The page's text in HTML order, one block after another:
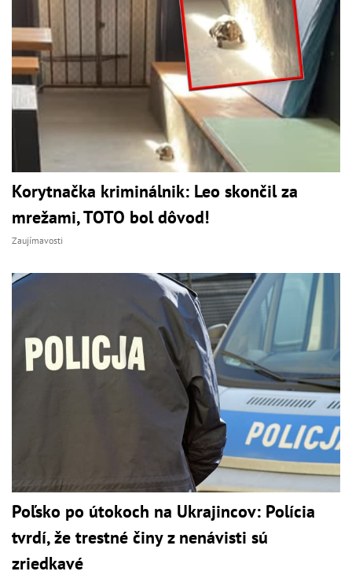
Korytnačka kriminálnik: Leo skončil za
mrežami, TOTO bol dôvod!
Zaujímavosti
Poľsko po útokoch na Ukrajincov: Polícia
tvrdí, že trestné činy z nenávisti sú
zriedkavé